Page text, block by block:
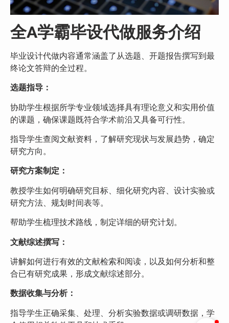
全A学霸毕设代做服务介绍
毕业设计代做内容通常涵盖了从选题、开题报告撰写到最
终论文答辩的全过程。
选题指导：
协助学生根据所学专业领域选择具有理论意义和实用价值
的课题，确保课题既符合学术前沿又具备可行性。
指导学生查阅文献资料，了解研究现状与发展趋势，确定
研究方向。
研究方案制定：
教授学生如何明确研究目标、细化研究内容、设计实验或
研究方法、规划时间表等。
帮助学生梳理技术路线，制定详细的研究计划。
文献综述撰写：
讲解如何进行有效的文献检索和阅读，以及如何分析和整
合已有研究成果，形成文献综述部分。
数据收集与分析：
指导学生正确采集、处理、分析实验数据或调研数据，学